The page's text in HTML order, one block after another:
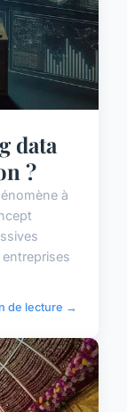
data
?
à
de lecture →